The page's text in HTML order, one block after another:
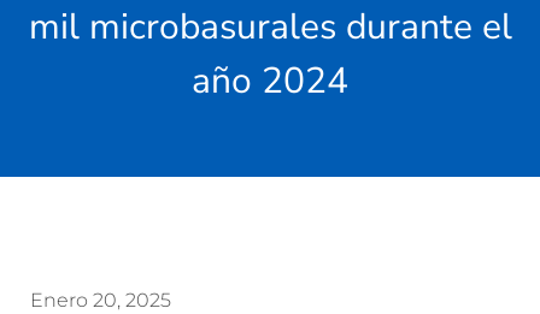
mil microbasurales durante el
año 2024
Enero 20, 2025